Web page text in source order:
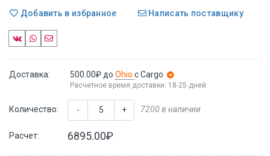
Добавить в избранное
Написать поставщику
Доставка: 500.00₽ до Ohio с Cargo
Расчетное время доставки: 18-25 дней
Количество: - + 7200 в наличии
Расчет: 6895.00₽